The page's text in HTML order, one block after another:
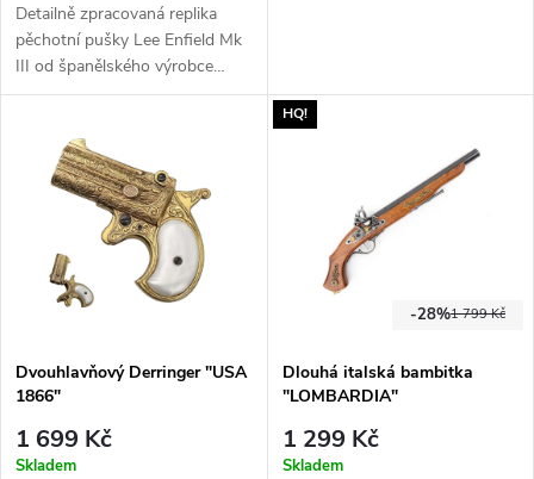
Detailně zpracovaná replika
pěchotní pušky Lee Enfield Mk
III od španělského výrobce
Denix představuje ikonickou
byla standardní výzbrojí
britských a spojeneckých
jednotek.
Dvouhlavňový Derringer "USA
1866"
1 699 Kč
Skladem
HQ!
1 799 Kč
-28%
Dlouhá italská bambitka
"LOMBARDIA"
1 299 Kč
Skladem